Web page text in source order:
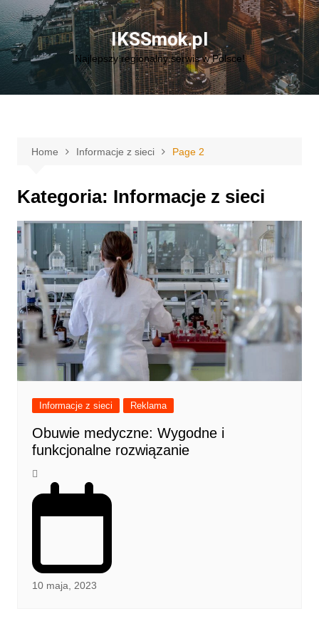
to
content
IKSSmok.pl
Najlepszy regionalny serwis w Polsce!
Home Informacje z sieci Page 2
Kategoria: Informacje z sieci
Informacje z sieci Reklama
Obuwie medyczne: Wygodne i
funkcjonalne rozwiązanie
10 maja, 2023